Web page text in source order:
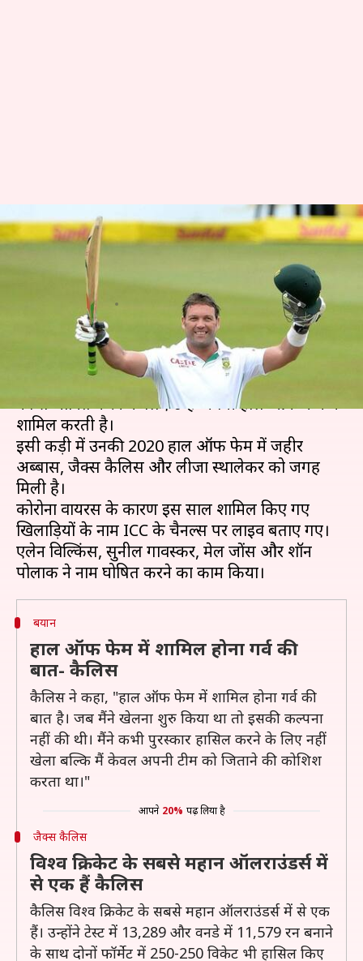
ICC की हाल ऑफ फेम में शामिल
किए गए जैक्स कैलिस समेत तीन
क्रिकेटर्स
Neeraj Pandey Aug 23, 2020 04:42 pm
इंटरनेशनल क्रिकेट काउंसिल (ICC) विश्व के दिग्गज क्रिकेटर्स
को सम्मानित करने के लिए उन्हें अपनी हाल ऑफ फेम में
शामिल करती है।
इसी कड़ी में उनकी 2020 हाल ऑफ फेम में जहीर
अब्बास, जैक्स कैलिस और लीजा स्थालेकर को जगह
मिली है।
कोरोना वायरस के कारण इस साल शामिल किए गए
खिलाड़ियों के नाम ICC के चैनल्स पर लाइव बताए गए।
एलेन विल्किंस, सुनील गावस्कर, मेल जोंस और शॉन
बयान
हाल ऑफ फेम में शामिल होना गर्व की
बात- कैलिस
कैलिस ने कहा, "हाल ऑफ फेम में शामिल होना गर्व की
बात है। जब मैंने खेलना शुरु किया था तो इसकी कल्पना
नहीं की थी। मैंने कभी पुरस्कार हासिल करने के लिए नहीं
खेला बल्कि मैं केवल अपनी टीम को जिताने की कोशिश
करता था।"
आपने 20% पढ़ लिया है
जैक्स कैलिस
विश्व क्रिकेट के सबसे महान ऑलराउंडर्स में
से एक हैं कैलिस
कैलिस विश्व क्रिकेट के सबसे महान ऑलराउंडर्स में से एक
हैं। उन्होंने टेस्ट में 13,289 और वनडे में 11,579 रन बनाने
के साथ दोनों फॉर्मेट में 250-250 विकेट भी हासिल किए